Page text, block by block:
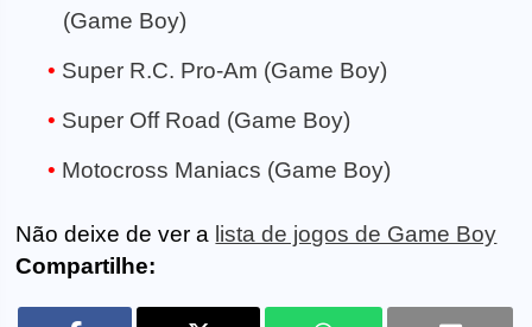
(Game Boy)
Super R.C. Pro-Am (Game Boy)
Super Off Road (Game Boy)
Motocross Maniacs (Game Boy)
Não deixe de ver a lista de jogos de Game Boy
Compartilhe: